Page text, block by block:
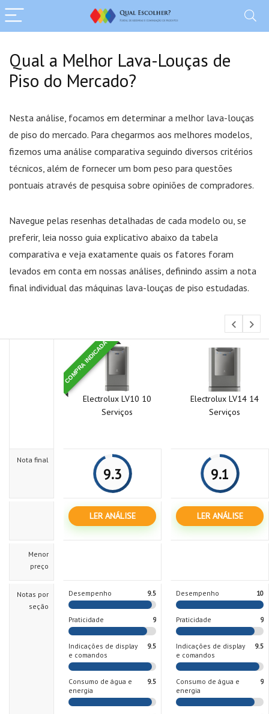
Qual a Melhor Lava-Louças de
Piso do Mercado?
Nesta análise, focamos em determinar a melhor lava-louças
de piso do mercado. Para chegarmos aos melhores modelos,
fizemos uma análise comparativa seguindo diversos critérios
técnicos, além de fornecer um bom peso para questões
pontuais através de pesquisa sobre opiniões de compradores.
Navegue pelas resenhas detalhadas de cada modelo ou, se
preferir, leia nosso guia explicativo abaixo da tabela
comparativa e veja exatamente quais os fatores foram
levados em conta em nossas análises, definindo assim a nota
final individual das máquinas lava-louças de piso estudadas.
Nota final
Menor
preço
Notas por
seção
COMPRA INDICADA
Electrolux LV10 10
Serviços
9.3
LER ANÁLISE
Desempenho 9.5
Praticidade 9
Indicações de display
e comandos
9.5
Consumo de água e
energia
9.5
Electrolux LV14 14
Serviços
9.1
LER ANÁLISE
Desempenho 10
Praticidade 9
Indicações de display
e comandos
9.5
Consumo de água e
energia
9